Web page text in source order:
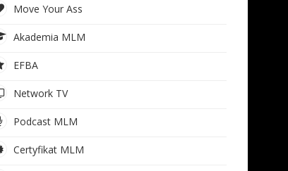
Move Your Ass
Akademia MLM
EFBA
Network TV
Podcast MLM
Certyfikat MLM